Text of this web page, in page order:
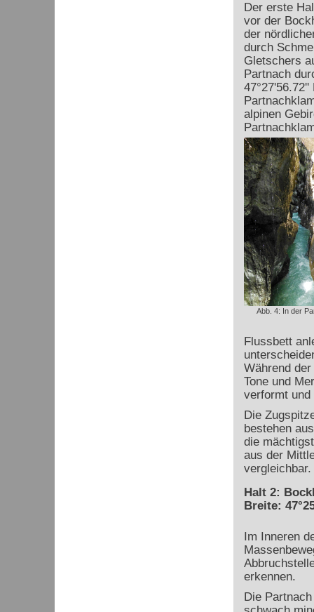
Der erste
vor der
der
durch
Gletschers
Partnach
alpinen
Abb. 4: In der
Flussbett
Während
Tone und
verformt
Die
bestehen
die
aus der
vergleichbar.
Halt 2:
Breite:
Im Inneren
erkennen.
Die